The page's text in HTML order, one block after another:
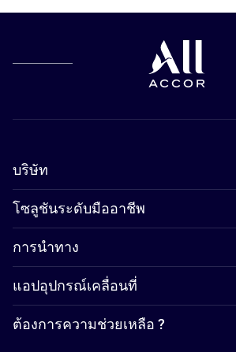
บริษัท
โซลูชันระดับมืออาชีพ
การนำทาง
แอปอุปกรณ์เคลื่อนที่
ต้องการความช่วยเหลือ ?